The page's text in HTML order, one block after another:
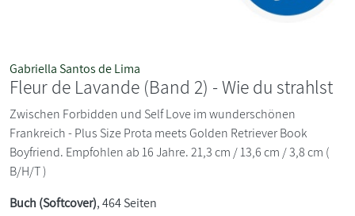
Gabriella Santos de Lima
Fleur de Lavande (Band 2) - Wie du strahlst
Zwischen Forbidden und Self Love im wunderschönen
Frankreich - Plus Size Prota meets Golden Retriever Book
Boyfriend. Empfohlen ab 16 Jahre. 21,3 cm / 13,6 cm / 3,8 cm (
B/H/T )
Buch (Softcover), 464 Seiten